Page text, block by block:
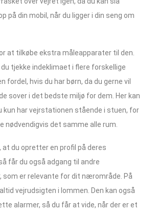
på din mobil, når du ligger i din seng om
at tilkøbe ekstra måleapparater til den.
du tjekke indeklimaet i flere forskellige
fordel, hvis du har børn, da du gerne vil
sover i det bedste miljø for dem. Her kan
kun har vejrstationen stående i stuen, for
nødvendigvis det samme alle rum.
at du opretter en profil på deres
får du også adgang til andre
som er relevante for dit nærområde. På
vejrudsigten i lommen. Den kan også
alarmer, så du får at vide, når der er et